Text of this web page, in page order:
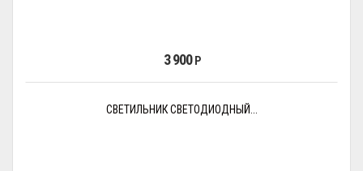
3 900 Р
СВЕТИЛЬНИК СВЕТОДИОДНЫЙ...